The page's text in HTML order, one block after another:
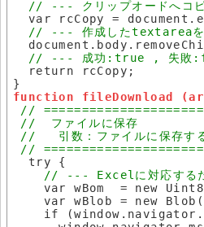
var rcCopy =
  return rcCopy;
function fileDownload
  try {
var wBom  = new
var wBlob = new
if